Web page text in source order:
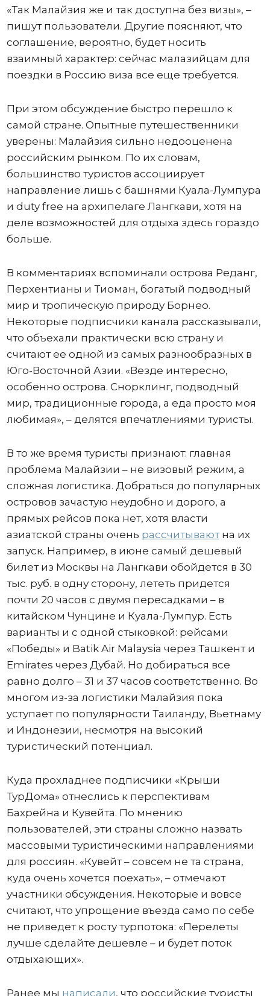
«Так Малайзия же и так доступна без визы», –
пишут пользователи. Другие поясняют, что
соглашение, вероятно, будет носить
взаимный характер: сейчас малазийцам для
поездки в Россию виза все еще требуется.
При этом обсуждение быстро перешло к
самой стране. Опытные путешественники
уверены: Малайзия сильно недооценена
российским рынком. По их словам,
большинство туристов ассоциирует
направление лишь с башнями Куала-Лумпура
и duty free на архипелаге Лангкави, хотя на
деле возможностей для отдыха здесь гораздо
больше.
В комментариях вспоминали острова Реданг,
Перхентианы и Тиоман, богатый подводный
мир и тропическую природу Борнео.
Некоторые подписчики канала рассказывали,
что объехали практически всю страну и
считают ее одной из самых разнообразных в
Юго-Восточной Азии. «Везде интересно,
особенно острова. Снорклинг, подводный
мир, традиционные города, а еда просто моя
любимая», – делятся впечатлениями туристы.
В то же время туристы признают: главная
проблема Малайзии – не визовый режим, а
сложная логистика. Добраться до популярных
островов зачастую неудобно и дорого, а
прямых рейсов пока нет, хотя власти
азиатской страны очень рассчитываютна их
запуск. Например, в июне самый дешевый
билет из Москвы на Лангкави обойдется в 30
тыс. руб. в одну сторону, лететь придется
почти 20 часов с двумя пересадками – в
китайском Чунцине и Куала-Лумпур. Есть
варианты и с одной стыковкой: рейсами
«Победы» и Batik Air Malaysia через Ташкент и
Emirates через Дубай. Но добираться все
равно долго – 31 и 37 часов соответственно. Во
многом из-за логистики Малайзия пока
уступает по популярности Таиланду, Вьетнаму
и Индонезии, несмотря на высокий
туристический потенциал.
Куда прохладнее подписчики «Крыши
ТурДома» отнеслись к перспективам
Бахрейна и Кувейта. По мнению
пользователей, эти страны сложно назвать
массовыми туристическими направлениями
для россиян. «Кувейт – совсем не та страна,
куда очень хочется поехать», – отмечают
участники обсуждения. Некоторые и вовсе
считают, что упрощение въезда само по себе
не приведет к росту турпотока: «Перелеты
лучше сделайте дешевле – и будет поток
отдыхающих».
Ранее мы написали, что российские туристы